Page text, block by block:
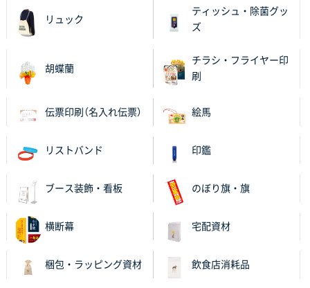
リュック
ティッシュ・除菌グッ
ズ
胡蝶蘭
チラシ・フライヤー印
刷
伝票印刷（名入れ伝票） 絵馬
リストバンド 印鑑
ブース装飾・看板 のぼり旗・旗
横断幕 宅配資材
梱包・ラッピング資材 飲食店消耗品